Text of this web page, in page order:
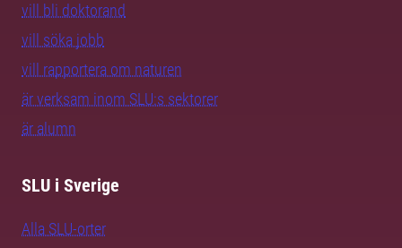
vill bli doktorand
vill söka jobb
vill rapportera om naturen
är verksam inom SLU:s sektorer
är alumn
SLU i Sverige
Alla SLU-orter